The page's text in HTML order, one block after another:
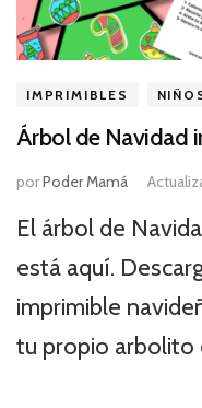
IMPRIMIBLES
Árbol de Navidad
porPoder Mamá
El árbol de
está aquí.
imprimible
tu propio arbolito